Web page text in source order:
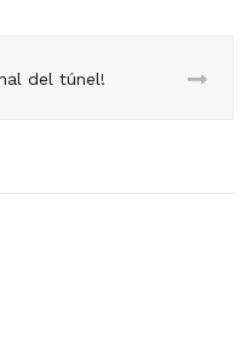
del túnel!